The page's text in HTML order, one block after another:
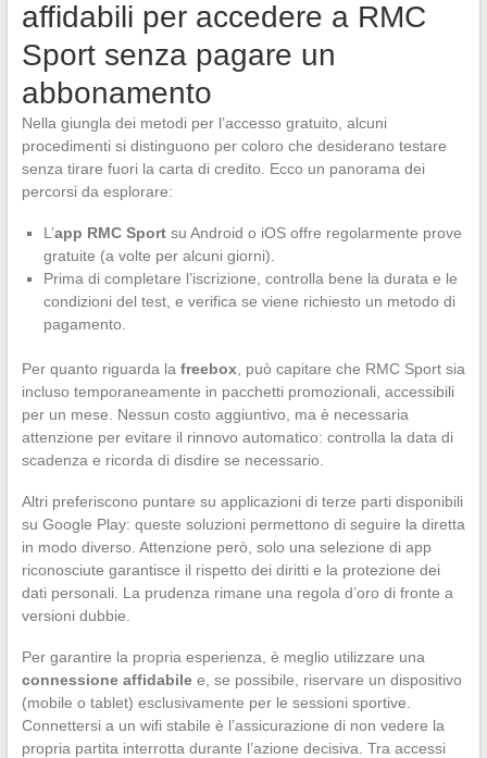
affidabili per accedere a RMC
Sport senza pagare un
abbonamento
Nella giungla dei metodi per l’accesso gratuito, alcuni
procedimenti si distinguono per coloro che desiderano testare
senza tirare fuori la carta di credito. Ecco un panorama dei
percorsi da esplorare:
L’app RMC Sportsu Android o iOS offre regolarmente prove
gratuite (a volte per alcuni giorni).
Prima di completare l’iscrizione, controlla bene la durata e le
condizioni del test, e verifica se viene richiesto un metodo di
pagamento.
Per quanto riguarda la freebox, può capitare che RMC Sport sia
incluso temporaneamente in pacchetti promozionali, accessibili
per un mese. Nessun costo aggiuntivo, ma è necessaria
attenzione per evitare il rinnovo automatico: controlla la data di
scadenza e ricorda di disdire se necessario.
Altri preferiscono puntare su applicazioni di terze parti disponibili
su Google Play: queste soluzioni permettono di seguire la diretta
in modo diverso. Attenzione però, solo una selezione di app
riconosciute garantisce il rispetto dei diritti e la protezione dei
dati personali. La prudenza rimane una regola d’oro di fronte a
versioni dubbie.
Per garantire la propria esperienza, è meglio utilizzare una
connessione affidabilee, se possibile, riservare un dispositivo
(mobile o tablet) esclusivamente per le sessioni sportive.
Connettersi a un wifi stabile è l’assicurazione di non vedere la
propria partita interrotta durante l’azione decisiva. Tra accessi